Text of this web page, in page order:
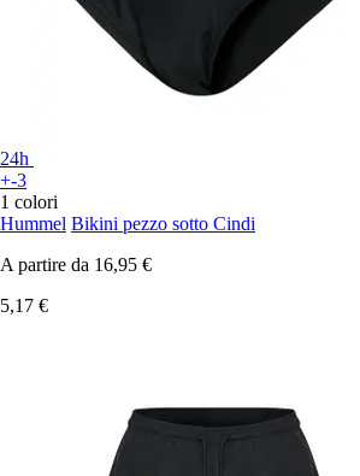
24h
+-3
1 colori
Hummel Bikini pezzo sotto Cindi
A partire da 16,95 €
5,17 €